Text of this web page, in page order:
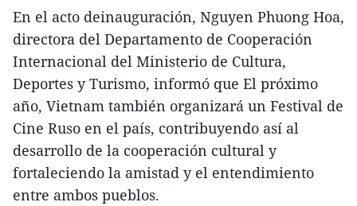
En el acto deinauguración, Nguyen Phuong Hoa,
directora del Departamento de Cooperación
Internacional del Ministerio de Cultura,
Deportes y Turismo, informó que El próximo
año, Vietnam también organizará un Festival de
Cine Ruso en el país, contribuyendo así al
desarrollo de la cooperación cultural y
fortaleciendo la amistad y el entendimiento
entre ambos pueblos.